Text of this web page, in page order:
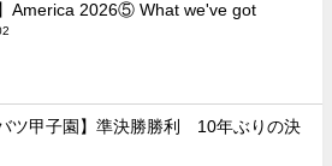
】America 2026⑤ What we've got
バツ甲子園】準決勝勝利 10年ぶりの決